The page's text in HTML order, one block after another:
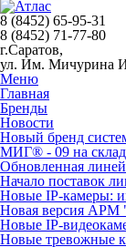
8 (8452) 65-95-31
8 (8452) 71-77-80
г.Саратов,
ул. Им. Мичурина
Меню
Главная
Бренды
Новости
Новый бренд
МИГ® - 09 на
Обновленная
Начало поставок
Новые IP-камеры:
Новая версия
Новые IP-
Новые тревожные